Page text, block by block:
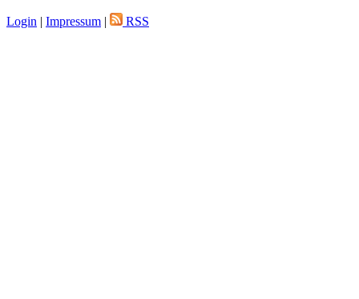
Login | Impressum | RSS